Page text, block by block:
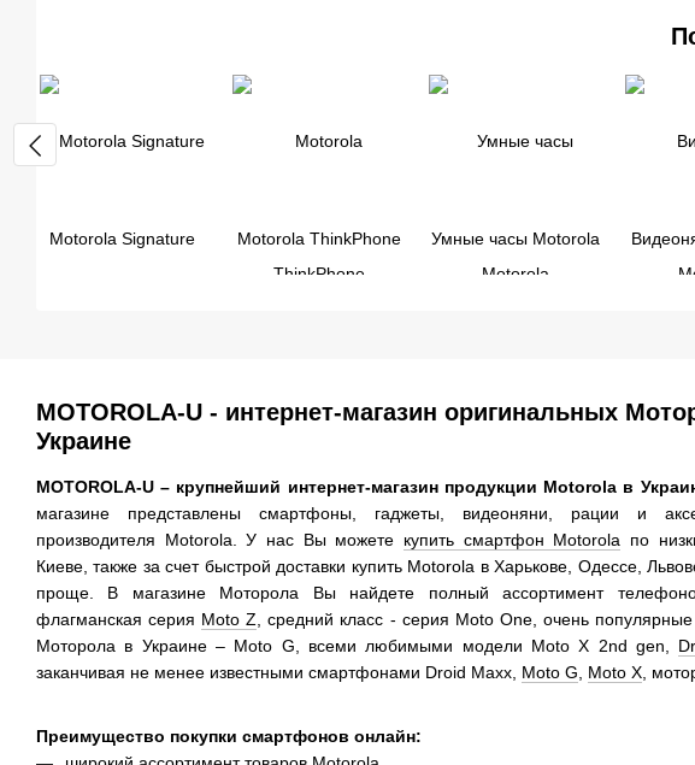
Motorola Signature Motorola ThinkPhone Умные часы Motorola
MOTOROLA-U - интернет-магазин оригинальных
Украине
MOTOROLA-U – крупнейший интернет-магазин продукции Motorola в
магазине представлены смартфоны, гаджеты, видеоняни, рации и
производителя Motorola. У нас Вы можете купить смартфон Motorola по
Киеве, также за счет быстрой доставки купить Motorola в Харькове, Одессе,
проще. В магазине Моторола Вы найдете полный ассортимент
флагманская серия Moto Z, средний класс - серия Moto One, очень
Моторола в Украине – Moto G, всеми любимыми модели Moto X 2nd gen,
заканчивая не менее известными смартфонами Droid Maxx, Moto G, Moto X,
Преимущество покупки смартфонов онлайн: